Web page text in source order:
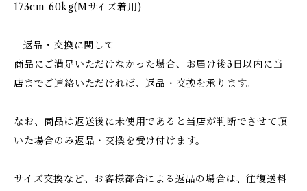
173cm 60kg(Mサイズ着用)
--返品・交換に関して--
商品にご満足いただけなかった場合、お届け後3日以内に当
店までご連絡いただければ、返品・交換を承ります。
なお、商品は返送後に未使用であると当店が判断でさせて頂
いた場合のみ返品・交換を受け付けます。
サイズ交換など、お客様都合による返品の場合は、往復送料